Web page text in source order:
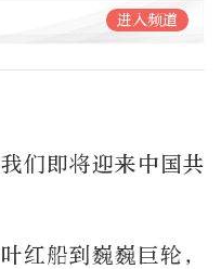
进入频道
们即将迎来中国共
红船到巍巍巨轮，